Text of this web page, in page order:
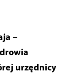
–
urzędnicy